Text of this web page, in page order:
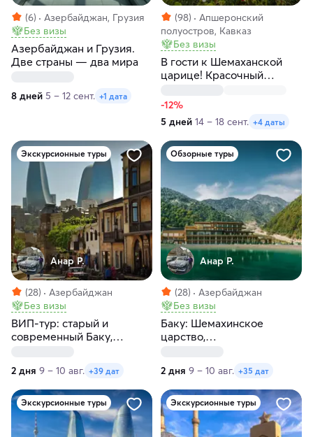
(6)
Азербайджан, Грузия
Без визы
Азербайджан и Грузия.
Две страны — два мира
8 дней 5 – 12 сент. +1 дата
(98)
Апшеронский
полуостров, Кавказ
Без визы
В гости к Шемаханской
царице! Красочный
-12%
5 дней 14 – 18 сент. +4 даты
Экскурсионные туры
Анар Р.
(28)
Азербайджан
Без визы
ВИП-тур: старый и
современный Баку,
2 дня 9 – 10 авг. +39 дат
Обзорные туры
Анар Р.
(28)
Азербайджан
Без визы
Баку: Шемахинское
царство,
2 дня 9 – 10 авг. +35 дат
Экскурсионные туры Экскурсионные туры